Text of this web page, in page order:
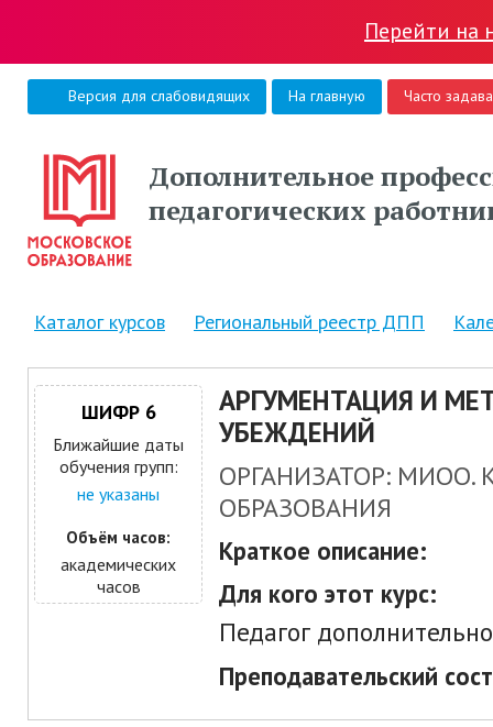
Перейти на
Версия для слабовидящих На главную Часто
Дополнительное
педагогических
Каталог курсов Региональный реестр ДПП
ШИФР 6
Ближайшие даты
обучения групп:
не указаны
Объём часов:
академических
часов
АРГУМЕНТАЦИЯ И
УБЕЖДЕНИЙ
ОРГАНИЗАТОР:
ОБРАЗОВАНИЯ
Краткое описание:
Для кого этот курс:
Педагог
Преподавательский